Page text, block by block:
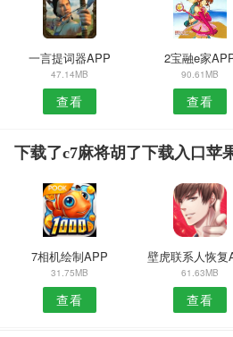
一言提词器APP
47.14MB
查看
2宝融e家
90.61MB
查看
下载了c7麻将胡了下载入口苹
7相机绘制APP
31.75MB
查看
壁虎联系人恢复
61.63MB
查看